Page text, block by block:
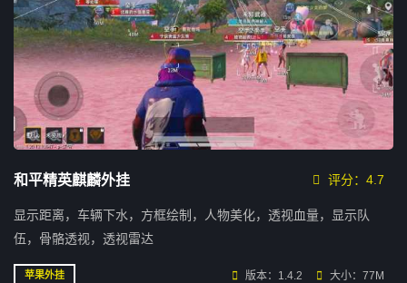
和平精英麒麟外挂 评分：4.7
显示距离，车辆下水，方框绘制，人物美化，透视血量，显示队
伍，骨骼透视，透视雷达
苹果外挂 版本：1.4.2 大小：77M